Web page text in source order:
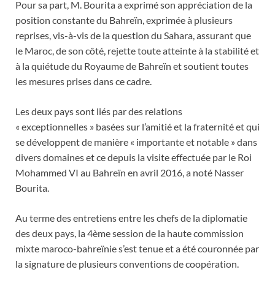
Pour sa part, M. Bourita a exprimé son appréciation de la
position constante du Bahreïn, exprimée à plusieurs
reprises, vis-à-vis de la question du Sahara, assurant que
le Maroc, de son côté, rejette toute atteinte à la stabilité et
à la quiétude du Royaume de Bahreïn et soutient toutes
les mesures prises dans ce cadre.
Les deux pays sont liés par des relations
« exceptionnelles » basées sur l’amitié et la fraternité et qui
se développent de manière « importante et notable » dans
divers domaines et ce depuis la visite effectuée par le Roi
Mohammed VI au Bahreïn en avril 2016, a noté Nasser
Bourita.
Au terme des entretiens entre les chefs de la diplomatie
des deux pays, la 4ème session de la haute commission
mixte maroco-bahreïnie s’est tenue et a été couronnée par
la signature de plusieurs conventions de coopération.